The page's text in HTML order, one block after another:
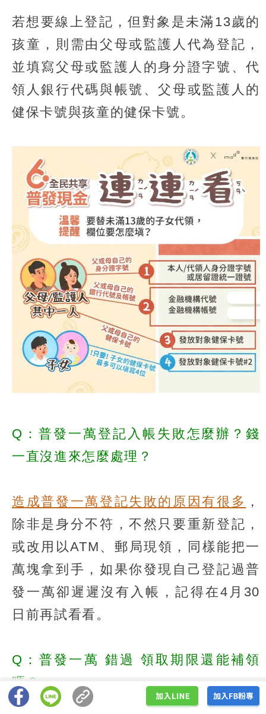
若想要線上登記，但對象是未滿13歲的
孩童，則需由父母或監護人代為登記，
並填寫父母或監護人的身分證字號、代
領人銀行代碼與帳號、父母或監護人的
健保卡號與孩童的健保卡號。
Q：普發一萬登記入帳失敗怎麼辦？錢
一直沒進來怎麼處理？
造成普發一萬登記失敗的原因有很多 ，
除非是身分不符，不然只要重新登記，
或改用以ATM、郵局現領，同樣能把一
萬塊拿到手，如果你發現自己登記過普
發一萬卻遲遲沒有入帳，記得在4月30
日前再試看看。
Q：普發一萬 錯過 領取期限還能補領
嗎？